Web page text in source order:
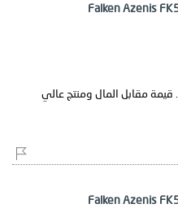
استخدام الإطارات على دودج Srt 2014. قيمة مقابل المال ومنتج عالي